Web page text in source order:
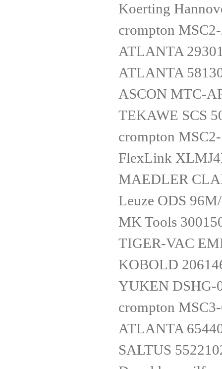
Koerting
crompton
ATLANTA
ATLANTA
ASCON MTC-
TEKAWE SCS
crompton
FlexLink
MAEDLER
Leuze ODS
MK Tools
TIGER-VAC
KOBOLD
YUKEN DSHG-
crompton
ATLANTA
SALTUS